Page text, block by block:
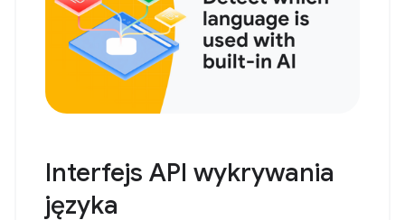
Interfejs API wykrywania
języka